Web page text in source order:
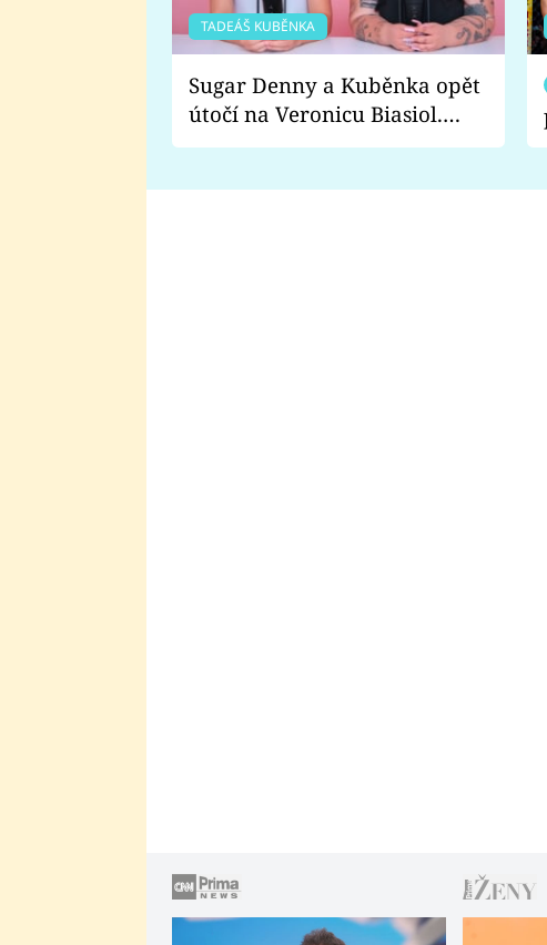
TADEÁŠ KUBĚNKA
Sugar Denny a Kuběnka opět
útočí na Veronicu Biasiol.
Proč je podle nich falešná a